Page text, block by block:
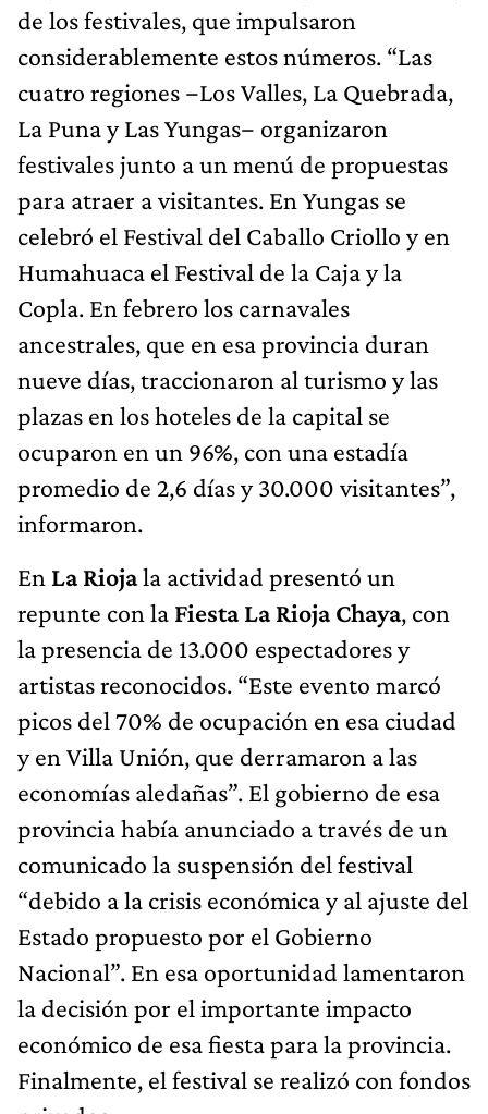
de los festivales, que impulsaron
considerablemente estos números. “Las
cuatro regiones −Los Valles, La Quebrada,
La Puna y Las Yungas− organizaron
festivales junto a un menú de propuestas
para atraer a visitantes. En Yungas se
celebró el Festival del Caballo Criollo y en
Humahuaca el Festival de la Caja y la
Copla. En febrero los carnavales
ancestrales, que en esa provincia duran
nueve días, traccionaron al turismo y las
plazas en los hoteles de la capital se
ocuparon en un 96%, con una estadía
promedio de 2,6 días y 30.000 visitantes”,
informaron.
En La Riojala actividad presentó un
repunte con la Fiesta La Rioja Chaya, con
la presencia de 13.000 espectadores y
artistas reconocidos. “Este evento marcó
picos del 70% de ocupación en esa ciudad
y en Villa Unión, que derramaron a las
economías aledañas”. El gobierno de esa
provincia había anunciado a través de un
comunicado la suspensión del festival
“debido a la crisis económica y al ajuste del
Estado propuesto por el Gobierno
Nacional”. En esa oportunidad lamentaron
la decisión por el importante impacto
económico de esa fiesta para la provincia.
Finalmente, el festival se realizó con fondos